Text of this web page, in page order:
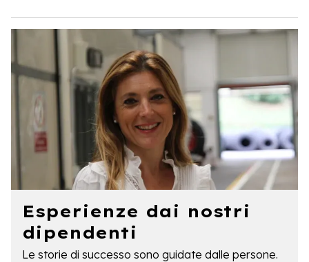
Esperienze dai nostri
dipendenti
Le storie di successo sono guidate dalle persone.